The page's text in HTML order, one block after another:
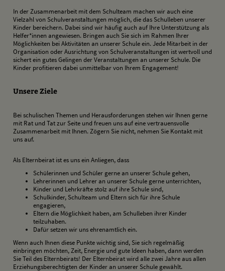
In der Zusammenarbeit mit dem Schulteam machen wir auch eine
Vielzahl von Schulveranstaltungen möglich, die das Schulleben unserer
Kinder bereichern. Dabei sind wir häufig auch auf Ihre Unterstützung als
Helfer*innen angewiesen. Bringen auch Sie sich im Rahmen Ihrer
Möglichkeiten bei Aktivitäten an unserer Schule ein. Jede Mitarbeit in der
Organisation oder Ausrichtung von Schulveranstaltungen ist wertvoll und
sichert ein gutes Gelingen der Veranstaltungen an unserer Schule. Die
Kinder profitieren dabei unmittelbar von Ihrem Engagement!
Unsere Ziele
Bei schulischen Themen und Herausforderungen stehen wir Ihnen gerne
mit Rat und Tat zur Seite und freuen uns auf eine vertrauensvolle
Zusammenarbeit mit Ihnen. Zögern Sie nicht, nehmen Sie Kontakt mit
uns auf.
Als Elternbeirat ist es uns ein Anliegen, dass
Schülerinnen und Schüler gerne an unserer Schule gehen,
Lehrerinnen und Lehrer an unserer Schule gerne unterrichten,
Kinder und Lehrkräfte stolz auf ihre Schule sind,
Schulkinder, Schulteam und Eltern sich für ihre Schule
engagieren,
Eltern die Möglichkeit haben, am Schulleben ihrer Kinder
teilzuhaben.
Dafür setzen wir uns ehrenamtlich ein.
Wenn auch Ihnen diese Punkte wichtig sind, Sie sich regelmäßig
einbringen möchten, Zeit, Energie und gute Ideen haben, dann werden
Sie Teil des Elternbeirats! Der Elternbeirat wird alle zwei Jahre aus allen
Erziehungsberechtigten der Kinder an unserer Schule gewählt.